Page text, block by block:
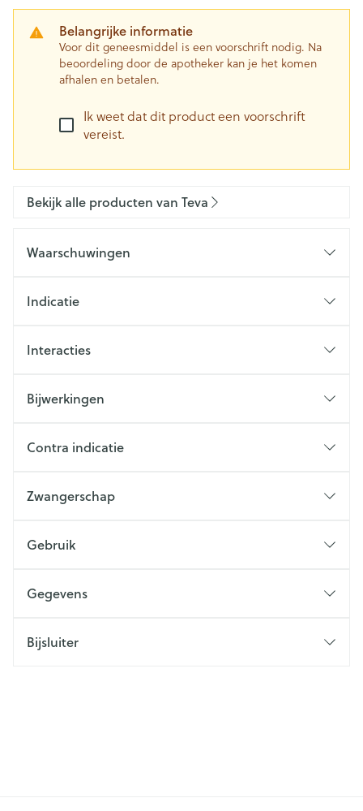
Belangrijke informatie
Voor dit geneesmiddel is een voorschrift nodig. Na
beoordeling door de apotheker kan je het komen
afhalen en betalen.
Ik weet dat dit product een voorschrift
vereist.
Bekijk alle producten van Teva
Waarschuwingen
Indicatie
Interacties
Bijwerkingen
Contra indicatie
Zwangerschap
Gebruik
Gegevens
Bijsluiter